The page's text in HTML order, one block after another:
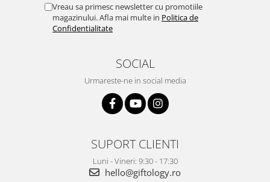
Vreau sa primesc newsletter cu promotiile
magazinului. Afla mai multe in Politica de
Confidentialitate
SOCIAL
Urmareste-ne in social media
SUPORT CLIENTI
Luni - Vineri: 9:30 - 17:30
hello@giftology.ro